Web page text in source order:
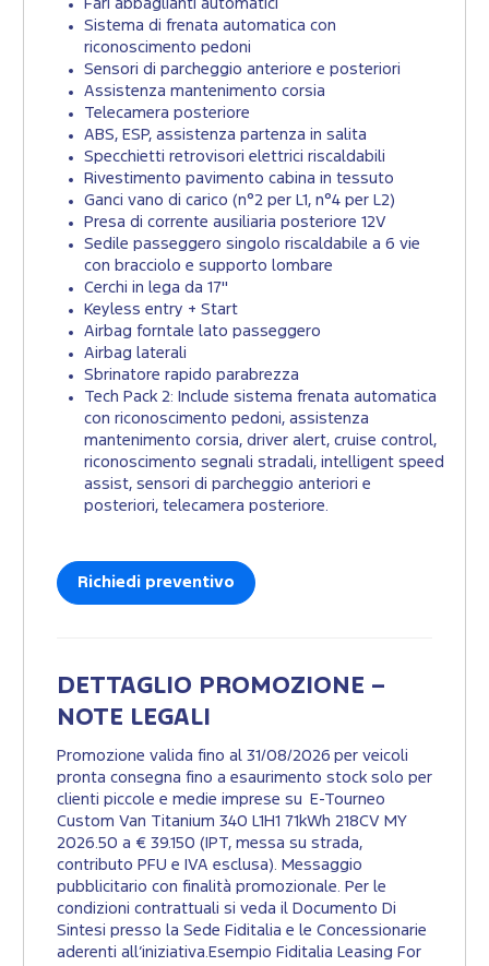
Fari abbaglianti automatici
Sistema di frenata automatica con
riconoscimento pedoni
Sensori di parcheggio anteriore e posteriori
Assistenza mantenimento corsia
Telecamera posteriore
ABS, ESP, assistenza partenza in salita
Specchietti retrovisori elettrici riscaldabili
Rivestimento pavimento cabina in tessuto
Ganci vano di carico (n°2 per L1, n°4 per L2)
Presa di corrente ausiliaria posteriore 12V
Sedile passeggero singolo riscaldabile a 6 vie
con bracciolo e supporto lombare
Cerchi in lega da 17"
Keyless entry + Start
Airbag forntale lato passeggero
Airbag laterali
Sbrinatore rapido parabrezza
Tech Pack 2: Include sistema frenata automatica
con riconoscimento pedoni, assistenza
mantenimento corsia, driver alert, cruise control,
riconoscimento segnali stradali, intelligent speed
assist, sensori di parcheggio anteriori e
posteriori, telecamera posteriore.
Richiedi preventivo
DETTAGLIO PROMOZIONE –
NOTE LEGALI
Promozione valida fino al 31/08/2026 per veicoli
pronta consegna fino a esaurimento stock solo per
clienti piccole e medie imprese su E-Tourneo
Custom Van Titanium 340 L1H1 71kWh 218CV MY
2026.50 a € 39.150 (IPT, messa su strada,
contributo PFU e IVA esclusa). Messaggio
pubblicitario con finalità promozionale. Per le
condizioni contrattuali si veda il Documento Di
Sintesi presso la Sede Fiditalia e le Concessionarie
aderenti all’iniziativa.Esempio Fiditalia Leasing For